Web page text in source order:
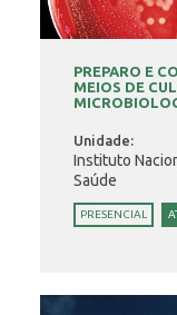
PREPARO E
MEIOS DE
Unidade:
Instituto
Saúde
PRESENCIAL